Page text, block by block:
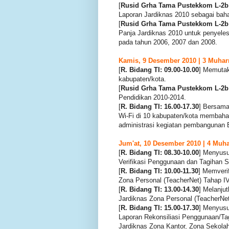
[Rusid Grha Tama Pustekkom L-
Laporan Jardiknas 2010 sebagai
[Rusid Grha Tama Pustekkom L-
Panja Jardiknas 2010 untuk
pada tahun 2006, 2007 dan 2008.
Kamis, 9 Desember 2010 | 3
[R. Bidang TI: 09.00-10.00]
kabupaten/kota.
[Rusid Grha Tama Pustekkom L-
Pendidikan 2010-2014.
[R. Bidang TI: 16.00-17.30]
Wi-Fi di 10 kabupaten/kota
administrasi kegiatan
Jum'at, 10 Desember 2010 | 4
[R. Bidang TI: 08.30-10.00]
Verifikasi Penggunaan dan Tagihan
[R. Bidang TI: 10.00-11.30]
Zona Personal (TeacherNet) Tahap
[R. Bidang TI: 13.00-14.30]
Jardiknas Zona Personal
[R. Bidang TI: 15.00-17.30]
Laporan Rekonsiliasi Penggunaan/
Jardiknas Zona Kantor, Zona